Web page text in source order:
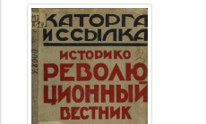
Деятельность